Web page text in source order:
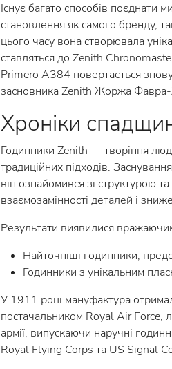
Існує багато способів поєднати
становлення як самого бренду,
цього часу вона створювала
ставляться до Zenith
Primero A384 повертається
засновника Zenith Жоржа
Хроніки
Годинники Zenith — творіння
традиційних підходів.
він ознайомився зі структурою
взаємозамінності деталей і
Результати виявилися
Найточніші годинники,
Годинники з унікальним
У 1911 році мануфактура
постачальником Royal Air Force,
армії, випускаючи наручні
Royal Flying Corps та US Signal